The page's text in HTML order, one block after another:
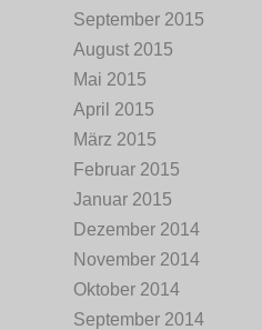
September 2015
August 2015
Mai 2015
April 2015
März 2015
Februar 2015
Januar 2015
Dezember 2014
November 2014
Oktober 2014
September 2014